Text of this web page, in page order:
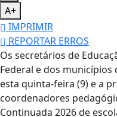
A+
IMPRIMIR
REPORTAR ERROS
Os secretários de
Federal e dos
esta quinta-feira (9) e a
coordenadores
Continuada 2026 de